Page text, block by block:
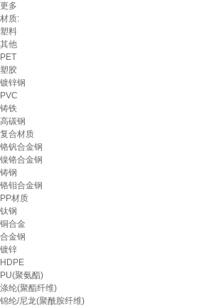
更多
材质:
塑料
其他
PET
塑胶
镀锌钢
PVC
铸铁
高碳钢
复合材质
铬钒合金钢
镍铬合金钢
铸钢
铬钼合金钢
PP材质
钛钢
铜合金
合金钢
镀锌
HDPE
PU(聚氨酯)
涤纶(聚酯纤维)
锦纶/尼龙(聚酰胺纤维)